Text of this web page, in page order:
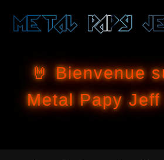
Accéder au contenu
🤘 Bienvenue
Metal Papy Jeff